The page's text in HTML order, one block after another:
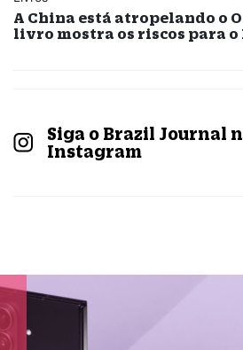
A China está atropelando o
livro mostra os riscos para o
Siga o Brazil Journal
Instagram